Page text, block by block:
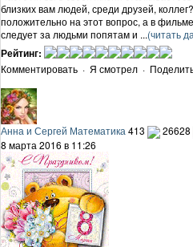
близких вам людей, среди друзей,
положительно на этот вопрос, а в
следует за людьми попятам и ...(читать
Рейтинг:
Комментировать · Я смотрел ·
Анна и Сергей Математика 413
26628
8 марта 2016 в 11:26